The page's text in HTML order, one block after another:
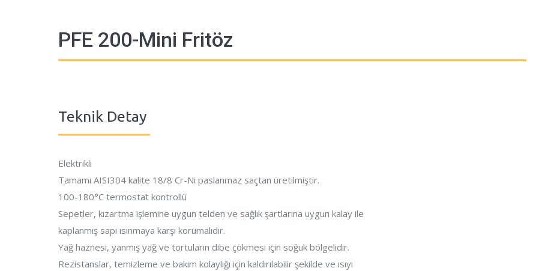
PFE 200-Mini Fritöz
Teknik Detay
Elektrikli
Tamamı AISI304 kalite 18/8 Cr-Ni paslanmaz saçtan üretilmiştir.
100-180°C termostat kontrollü
Sepetler, kızartma işlemine uygun telden ve sağlık şartlarına uygun kalay ile
kaplanmış sapı ısınmaya karşı korumalıdır.
Yağ haznesi, yanmış yağ ve tortuların dibe çökmesi için soğuk bölgelidir.
Rezistanslar, temizleme ve bakım kolaylığı için kaldırılabilir şekilde ve ısıyı